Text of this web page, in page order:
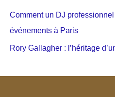
Comment un DJ
événements à Paris
Rory Gallagher : l’héritage